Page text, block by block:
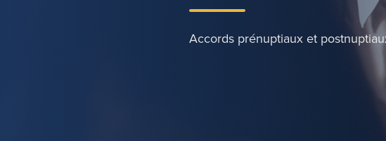
Accords prénuptiaux et